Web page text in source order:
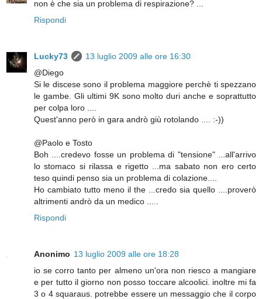
non è che sia un problema di respirazione? ...
Rispondi
Lucky73
13 luglio 2009 alle ore 16:30
@Diego
Si le discese sono il problema maggiore perchè ti spezzano
le gambe. Gli ultimi 9K sono molto duri anche e soprattutto
per colpa loro ....
Quest'anno però in gara andrò giù rotolando .... :-))
@Paolo e Tosto
Boh ....credevo fosse un problema di "tensione" ...all'arrivo
lo stomaco si rilassa e rigetto ...ma sabato non ero certo
teso quindi penso sia un problema di colazione....
Ho cambiato tutto meno il the ...credo sia quello ....proverò
altrimenti andrò da un medico .....
Rispondi
Anonimo 13 luglio 2009 alle ore 18:28
io se corro tanto per almeno un'ora non riesco a mangiare
e per tutto il giorno non posso toccare alcoolici. inoltre mi fa
3 o 4 squaraus. potrebbe essere un messaggio che il corpo